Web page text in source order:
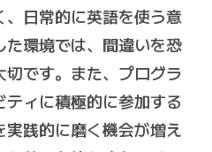
日常的に英語を使う意
環境では、間違いを恐
です。また、プログラ
ィに積極的に参加する
践的に磨く機会が増え